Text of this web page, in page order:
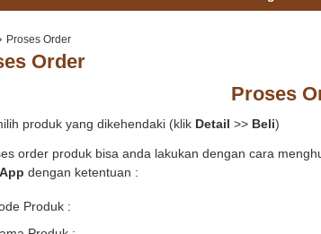
Proses Order
Order
Proses
produk yang dikehendaki (klik Detail >> Beli)
order produk bisa anda lakukan dengan cara
dengan ketentuan :
Produk :